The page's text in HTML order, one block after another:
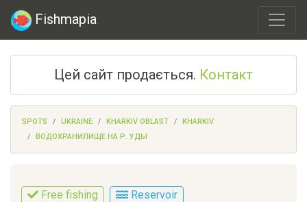
Fishmapia
Цей сайт продається. Контакт
SPOTS UKRAINE KHARKIV OBLAST
KHARKIV
ВОДОХРАНИЛИЩЕ НА Р. УДЫ
Free fishing Reservoir